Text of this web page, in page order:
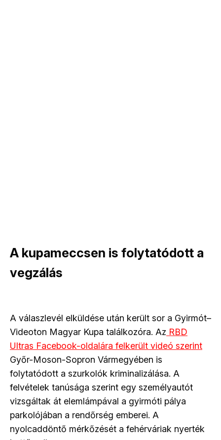
A kupameccsen is folytatódott a
vegzálás
A válaszlevél elküldése után került sor a Gyirmót–
Videoton Magyar Kupa találkozóra. Az RBD
Ultras Facebook-oldalára felkerült videó szerint
Győr-Moson-Sopron Vármegyében is
folytatódott a szurkolók kriminalizálása. A
felvételek tanúsága szerint egy személyautót
vizsgáltak át elemlámpával a gyirmóti pálya
parkolójában a rendőrség emberei. A
nyolcaddöntő mérkőzését a fehérváriak nyerték